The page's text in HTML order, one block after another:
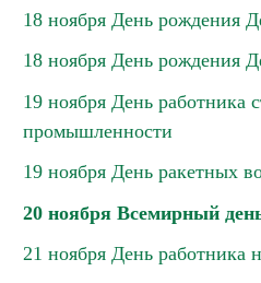
18 ноября День рождения
18 ноября День рождения
19 ноября День работника
промышленности
19 ноября День ракетных
20 ноября Всемирный
21 ноября День работника